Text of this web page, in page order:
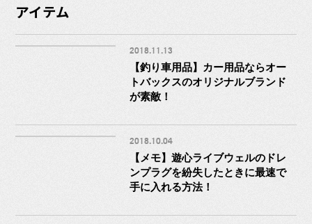
アイテム
2018.11.13
【釣り車用品】カー用品ならオー
トバックスのオリジナルブランド
が素敵！
2018.10.04
【メモ】遊心ライブウェルのドレ
ンプラグを紛失したときに最速で
手に入れる方法！